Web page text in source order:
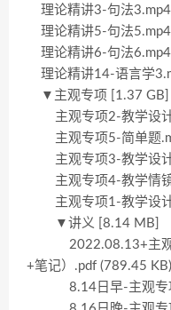
理论精讲3-句法
理论精讲5-句法
理论精讲6-句法
理论精讲14-语言学
▼主观专项 [1.37 GB]
主观专项2-教学设计
主观专项5-简单题
主观专项3-教学设计
主观专项4-教学情镜
主观专项1-教学设计
▼讲义 [8.14 MB]
2022.08.13+主观专
+笔记）.pdf (789.45 KB)
8.14日早-主观专项